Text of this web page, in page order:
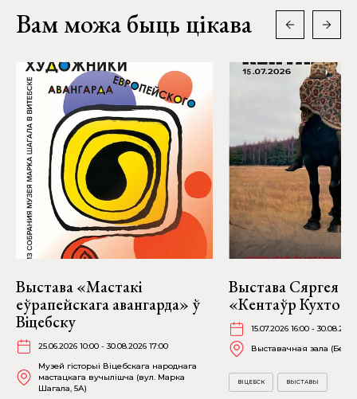
Вам можа быць цікава
Выстава «Мастакі
еўрапейскага авангарда» ў
Віцебску
25.06.2026 10:00 - 30.08.2026 17:00
Музей гісторыі Віцебскага народнага
мастацкага вучылішча (вул. Марка
Шагала, 5А)
Выстава Сяргея
«Кентаўр Кухто»
15.07.2026 16:00 -
Выставачная зала
ВІЦЕБСК ВЫСТАВЫ